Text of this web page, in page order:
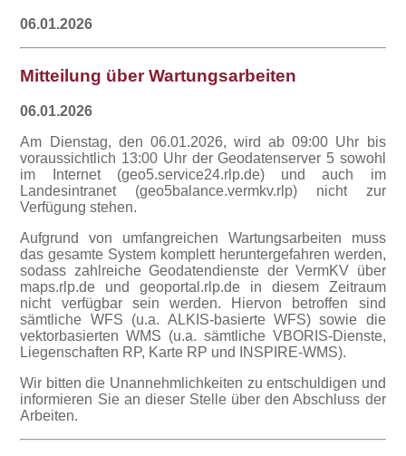
06.01.2026
Mitteilung über Wartungsarbeiten
06.01.2026
Am Dienstag, den 06.01.2026, wird ab 09:00 Uhr bis
voraussichtlich 13:00 Uhr der Geodatenserver 5 sowohl
im Internet (geo5.service24.rlp.de) und auch im
Landesintranet (geo5balance.vermkv.rlp) nicht zur
Verfügung stehen.
Aufgrund von umfangreichen Wartungsarbeiten muss
das gesamte System komplett heruntergefahren werden,
sodass zahlreiche Geodatendienste der VermKV über
maps.rlp.de und geoportal.rlp.de in diesem Zeitraum
nicht verfügbar sein werden. Hiervon betroffen sind
sämtliche WFS (u.a. ALKIS-basierte WFS) sowie die
vektorbasierten WMS (u.a. sämtliche VBORIS-Dienste,
Liegenschaften RP, Karte RP und INSPIRE-WMS).
Wir bitten die Unannehmlichkeiten zu entschuldigen und
informieren Sie an dieser Stelle über den Abschluss der
Arbeiten.